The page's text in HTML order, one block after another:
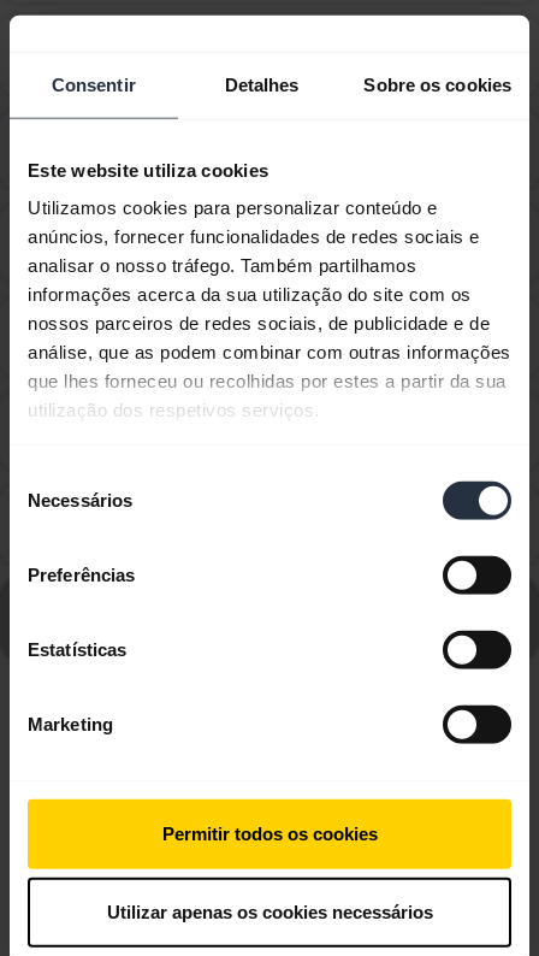
Consentir Detalhes Sobre os cookies
Este website utiliza cookies
Utilizamos cookies para personalizar conteúdo e
anúncios, fornecer funcionalidades de redes sociais e
analisar o nosso tráfego. Também partilhamos
informações acerca da sua utilização do site com os
nossos parceiros de redes sociais, de publicidade e de
análise, que as podem combinar com outras informações
que lhes forneceu ou recolhidas por estes a partir da sua
utilização dos respetivos serviços.
Necessários
Preferências
Estatísticas
Marketing
Permitir todos os cookies
Utilizar apenas os cookies necessários
para funcionar com 3CX Phone?
Como faço para configurar o meu dispositivo Jabra
para funcionar com 8x8 Virtual Office Desktop?
Como faço para configurar o meu dispositivo Jabra
para funcionar com Amazon Connect?
Como faço para configurar o meu dispositivo Jabra
Como faço para configurar o meu dispositivo Jabra
chevron_right
Documentos de produto
Guia de início rápido